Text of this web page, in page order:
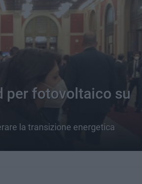
per fotovoltaico su
la transizione energetica